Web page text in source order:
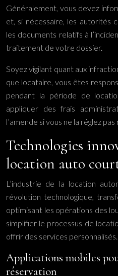
Généralement, vous devez
et, si nécessaire, les autorités
les documents relatifs à
traitement de votre dossier.
Soyez vigilant quant aux
que locataire, vous êtes
pendant la période de
appliquer des frais
l’amende si vous ne la réglez
Technologies
location auto
L’industrie de la location
révolution technologique,
optimisant les opérations des
simplifier le processus de
offrir des services personnalisés.
Applications mobiles
réservation